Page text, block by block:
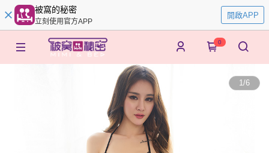
被窩的秘密
立刻使用官方APP
開啟APP
0
1/6